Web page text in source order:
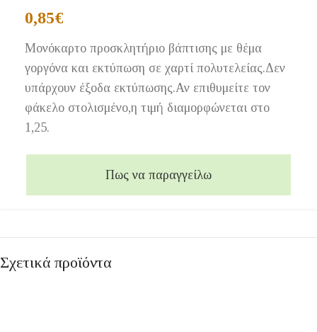
0,85€
Μονόκαρτο προσκλητήριο βάπτισης με θέμα
γοργόνα και εκτύπωση σε χαρτί πολυτελείας.Δεν
υπάρχουν έξοδα εκτύπωσης.Αν επιθυμείτε τον
φάκελο στολισμένο,η τιμή διαμορφώνεται στο
1,25.
Πως να παραγγείλω
Σχετικά προϊόντα